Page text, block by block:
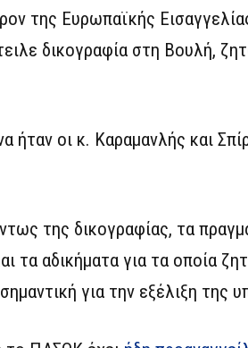
της Ευρωπαϊκής
δικογραφία στη Βουλή,
ήταν οι κ. Καραμανλής και
της δικογραφίας, τα
τα αδικήματα για τα οποία
για την εξέλιξη της